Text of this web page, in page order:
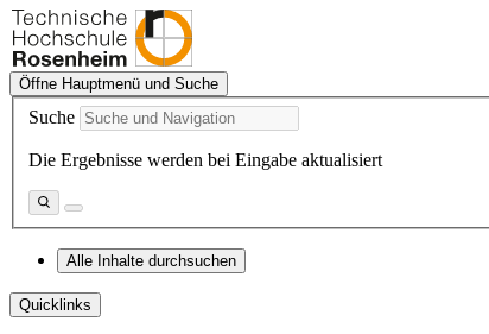
Öffne Hauptmenü und Suche
Suche
Die Ergebnisse werden bei Eingabe aktualisiert
Alle Inhalte durchsuchen
Quicklinks